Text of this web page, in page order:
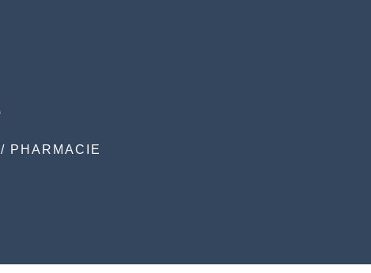
/ PHARMACIE